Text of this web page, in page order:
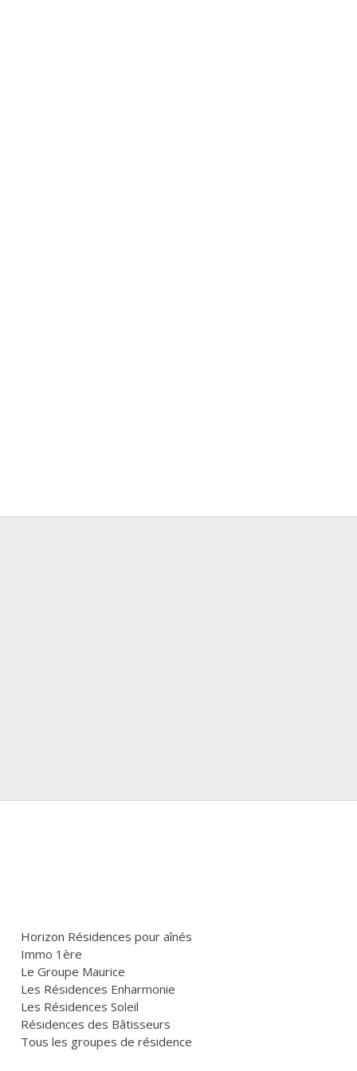
Horizon Résidences pour aînés
Immo 1ère
Le Groupe Maurice
Les Résidences Enharmonie
Les Résidences Soleil
Résidences des Bâtisseurs
Tous les groupes de résidence